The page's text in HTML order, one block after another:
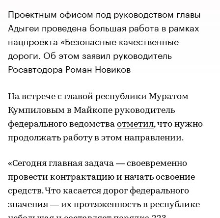
Проектным офисом под руководством главы
Адыгеи проведена большая работа в рамках
нацпроекта «Безопасные качественные
дороги. Об этом заявил руководитель
Росавтодора Роман Новиков
На встрече с главой республики Муратом
Кумпиловым в Майкопе руководитель
федерального ведомства отметил, что нужно
продолжать работу в этом направлении.
«Сегодня главная задача — своевременно
провести контрактацию и начать освоение
средств. Что касается дорог федерального
значения — их протяженность в республике